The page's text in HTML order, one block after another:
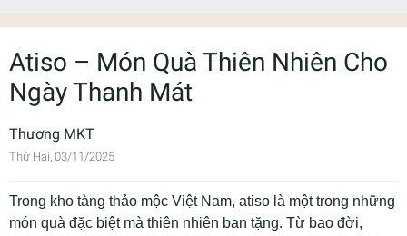
Atiso – Món Quà Thiên Nhiên Cho
Ngày Thanh Mát
Thương MKT
Thứ Hai, 03/11/2025
Trong kho tàng thảo mộc Việt Nam, atiso là một trong những
món quà đặc biệt mà thiên nhiên ban tặng. Từ bao đời,